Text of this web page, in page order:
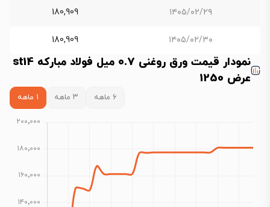
۱۴۰۵/۰۲/۲۹ 180,909
۱۴۰۵/۰۲/۳۰ 180,909
نمودار قیمت ورق روغنی 0.7 میل فولاد مبارکه st14
عرض 1250
۶ ماهه ۳ ماهه ۱ ماهه